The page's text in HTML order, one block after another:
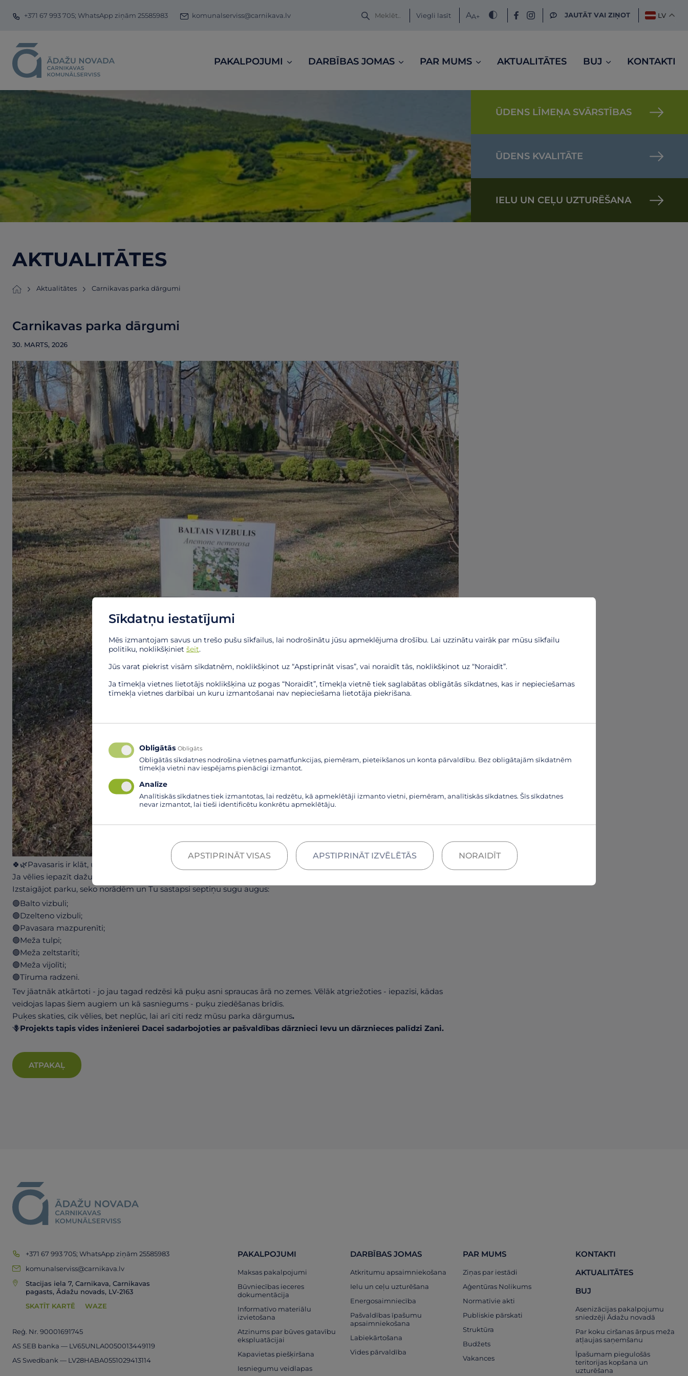
+371 67 993 705; WhatsApp ziņām 25585983 komunalserviss@carnikava.lv Viegli lasīt AA+ JAUTĀT VAI ZIŅOT LV
PAKALPOJUMI DARBĪBAS JOMAS PAR MUMS AKTUALITĀTES BUJ KONTAKTI
ŪDENS LĪMEŅA SVĀRSTĪBAS
ŪDENS KVALITĀTE
IELU UN CEĻU UZTURĒŠANA
AKTUALITĀTES
Aktualitātes Carnikavas parka dārgumi
Carnikavas parka dārgumi
30. MARTS, 2026
🍀🌿Pavasaris ir klāt, un dabā mostas dažādi augi.🪻🍀🌿
Ja vēlies iepazīt dažus no mūsu novada pavasara košumiem, Tev jādodas uz Carnikavas parku, Carnikavā.
Izstaigājot parku, seko norādēm un Tu sastapsi septiņu sugu augus:
🟢Balto vizbuli;
🟢Dzelteno vizbuli;
🟢Pavasara mazpurenīti;
🟢Meža tulpi;
🟢Meža zeltstarīti;
🟢Meža vijolīti;
🟢Tīruma radzeni.
Tev jāatnāk atkārtoti - jo jau tagad redzēsi kā puķu asni spraucas ārā no zemes. Vēlāk atgriežoties - iepazīsi, kādas
veidojas lapas šiem augiem un kā sasniegums - puķu ziedēšanas brīdis.
Puķes skaties, cik vēlies, bet neplūc, lai arī citi redz mūsu parka dārgumus.
🪻Projekts tapis vides inženierei Dacei sadarbojoties ar pašvaldības dārznieci Ievu un dārznieces palīdzi Zani.
ATPAKAĻ
+371 67 993 705; WhatsApp ziņām 25585983
komunalserviss@carnikava.lv
Stacijas iela 7, Carnikava, Carnikavas
pagasts, Ādažu novads, LV-2163
SKATĪT KARTĒ
WAZE
Reģ. Nr. 90001691745
AS SEB banka — LV65UNLA0050013449119
AS Swedbank — LV28HABA0551029413114
PAKALPOJUMI
Maksas pakalpojumi
Būvniecības ieceres
dokumentācija
Informatīvo materiālu
izvietošana
Atzinums par būves gatavību
ekspluatācijai
Kapavietas piešķiršana
Iesniegumu veidlapas
DARBĪBAS JOMAS
Atkritumu apsaimniekošana
Ielu un ceļu uzturēšana
Energosaimniecība
Pašvaldības īpašumu
apsaimniekošana
Labiekārtošana
Vides pārvaldība
PAR MUMS
Ziņas par iestādi
Aģentūras Nolikums
Normatīvie akti
Publiskie pārskati
Struktūra
Budžets
Vakances
KONTAKTI
AKTUALITĀTES
BUJ
Asenizācijas pakalpojumu
sniedzēji Ādažu novadā
Par koku ciršanas ārpus meža
atļaujas saņemšanu
Īpašumam piegulošās
teritorijas kopšana un
uzturēšana
Sīkdatņu iestatījumi
Mēs izmantojam savus un trešo pušu sīkfailus, lai nodrošinātu jūsu apmeklējuma drošību. Lai uzzinātu vairāk par mūsu sīkfailu
politiku, noklikšķiniet šeit.
Jūs varat piekrist visām sīkdatnēm, noklikšķinot uz “Apstiprināt visas”, vai noraidīt tās, noklikšķinot uz “Noraidīt”.
Ja tīmekļa vietnes lietotājs noklikšķina uz pogas “Noraidīt”, tīmekļa vietnē tiek saglabātas obligātās sīkdatnes, kas ir nepieciešamas
tīmekļa vietnes darbībai un kuru izmantošanai nav nepieciešama lietotāja piekrišana.
Obligātās Obligāts
Obligātās sīkdatnes nodrošina vietnes pamatfunkcijas, piemēram, pieteikšanos un konta pārvaldību. Bez obligātajām sīkdatnēm
tīmekļa vietni nav iespējams pienācīgi izmantot.
Analīze
Analītiskās sīkdatnes tiek izmantotas, lai redzētu, kā apmeklētāji izmanto vietni, piemēram, analītiskās sīkdatnes. Šīs sīkdatnes
nevar izmantot, lai tieši identificētu konkrētu apmeklētāju.
NORAIDĪT
APSTIPRINĀT IZVĒLĒTĀS
APSTIPRINĀT VISAS